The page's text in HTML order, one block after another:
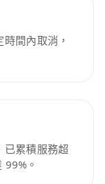
間內取消，
已累積服務超
。